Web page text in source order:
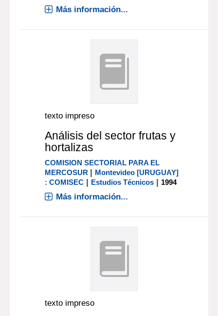
Más información...
texto impreso
Análisis del sector frutas y
hortalizas
COMISION SECTORIAL PARA EL
MERCOSUR | Montevideo [URUGUAY]
: COMISEC | Estudios Técnicos | 1994
Más información...
texto impreso